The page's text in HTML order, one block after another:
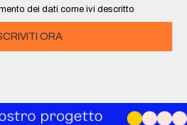
dei dati come ivi descritto
ORA